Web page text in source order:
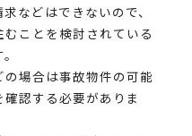
などはできないので、
ことを検討されている
場合は事故物件の可能
認する必要がありま